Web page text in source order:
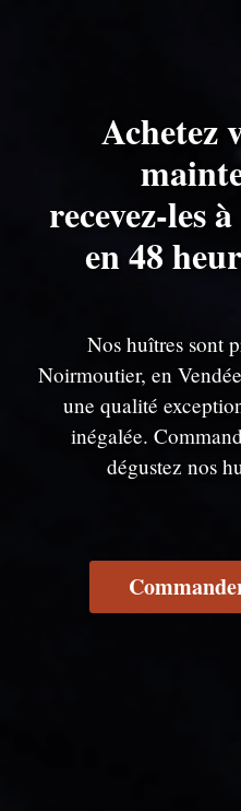
Achetez
recevez-les
en 48
Nos huîtres sont
Noirmoutier, en
une qualité
inégalée.
dégustez nos